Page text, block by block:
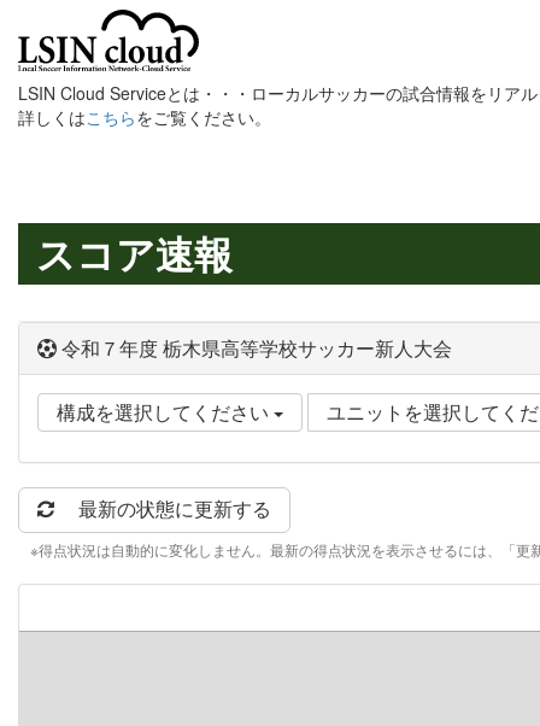
LSIN Cloud Serviceとは・・・ローカルサッカーの試合情報をリアル
詳しくはこちらをご覧ください。
スコア速報
令和７年度 栃木県高等学校サッカー新人大会
構成を選択してください ユニットを選択してく
最新の状態に更新する
※得点状況は自動的に変化しません。最新の得点状況を表示させるには、「更